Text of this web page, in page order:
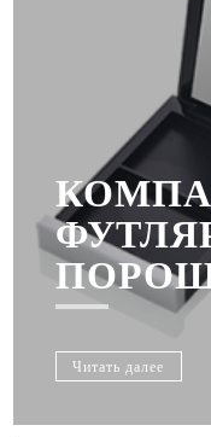
Читать далее